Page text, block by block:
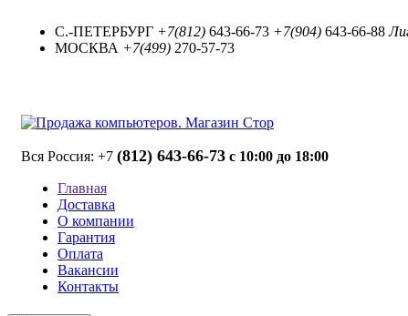
С.-ПЕТЕРБУРГ +7(812) 643-66-73 +7(904) 643-66-88
МОСКВА +7(499) 270-57-73
Вся Россия: +7 (812) 643-66-73 с 10:00 до 18:00
Главная
Доставка
О компании
Гарантия
Оплата
Вакансии
Контакты